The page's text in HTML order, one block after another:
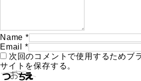
Name *
Email
*
次回のコメントで使用するためブ
サイトを保存する。